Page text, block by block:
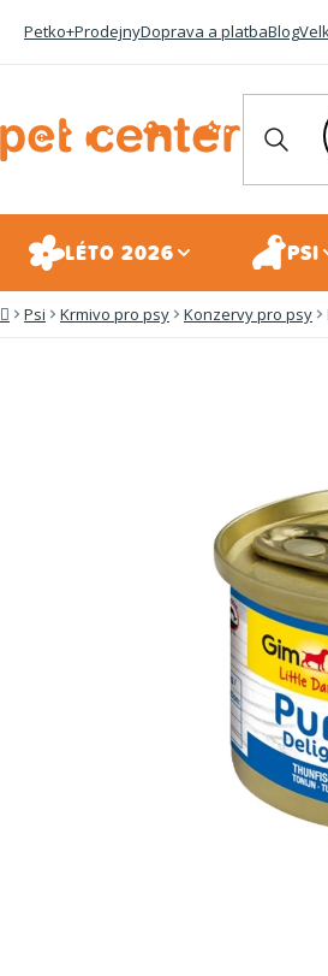
Petko+ProdejnyDoprava a platbaBlog
LÉTO 2026 PSI
Domů
Psi Krmivo pro psy Konzervy pro psy